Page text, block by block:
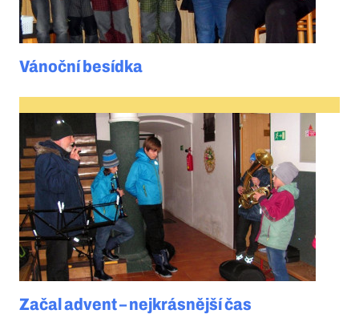
Vánoční besídka
Začal advent – nejkrásnější čas